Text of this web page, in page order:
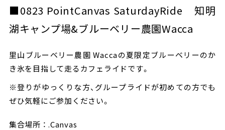
■0823 PointCanvas SaturdayRide 知明
湖キャンプ場&ブルーベリー農園Wacca
里山ブルーベリー農園 Waccaの夏限定ブルーベリーのか
き氷を目指して走るカフェライドです。
※登りがゆっくりな方、グループライドが初めての方でも
ぜひ気軽にご参加ください。
集合場所 ： .Canvas